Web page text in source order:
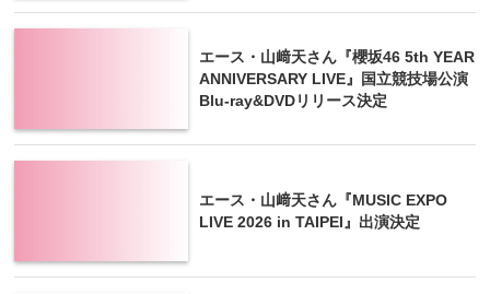
エース・山﨑天さん『櫻坂46 5th YEAR
ANNIVERSARY LIVE』国立競技場公演
Blu-ray&DVDリリース決定
エース・山﨑天さん『MUSIC EXPO
LIVE 2026 in TAIPEI』出演決定